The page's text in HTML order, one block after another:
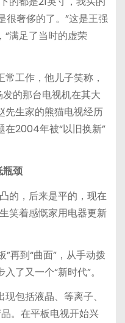
很奢侈的了。”这是王强
“满足了当时的虚荣
工作，他儿子笑称，
的那台电视机在其大
先生家的熊猫电视经历
在2004年被“以旧换新”
瓶颈
的，后来是平的，现在
笑着感慨家用电器更新
”再到“曲面”，从手动拨
了又一个“新时代”。
包括液晶、等离子、
。在平板电视开始兴